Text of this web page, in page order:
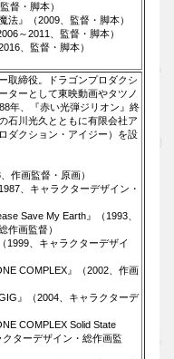
督・脚本）
法』（2009、監督・脚本）
～2011、監督・脚本）
、監督・脚本）
取締役。ドラゴンプロダクシ
ターとして東映動画やタツノ
年、『赤い光弾ジリオン』終
石川光久とともに有限会社ア
ダクション・アイジー）を設
作画監督・原画）
、キャラクターデザイン・
Save My Earth』（1993、
作画監督）
1999、キャラクターデザイ
COMPLEX』（2002、作画
』（2004、キャラクターデ
COMPLEX Solid State
ターデザイン・総作画監